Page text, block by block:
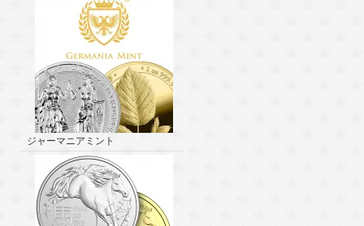
ジャーマニアミント